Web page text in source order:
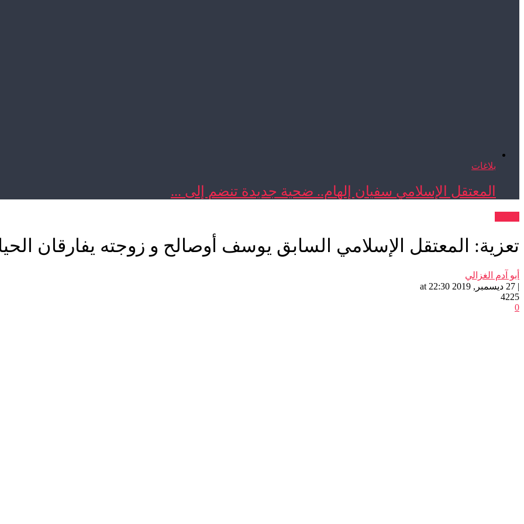
بلاغات
المعتقل الإسلامي سفيان إلهام.. ضحية جديدة تنضم إلى ...
تعزية: المعتقل الإسلامي السابق يوسف أوصالح و زوجته يفارقان
أبو آدم الغزالي
| 27 ديسمبر, 2019 at 22:30
4225
0